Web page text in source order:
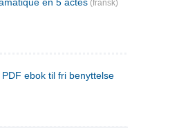
en 5 actes (fransk)
ebok til fri benyttelse